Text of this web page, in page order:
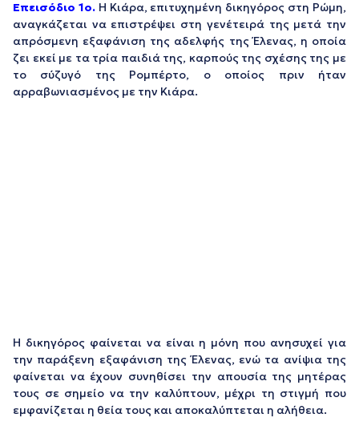
Επεισόδιο 1ο. Η Κιάρα, επιτυχημένη δικηγόρος στη Ρώμη,
αναγκάζεται να επιστρέψει στη γενέτειρά της μετά την
απρόσμενη εξαφάνιση της αδελφής της Έλενας, η οποία
ζει εκεί με τα τρία παιδιά της, καρπούς της σχέσης της με
το σύζυγό της Ρομπέρτο, ο οποίος πριν ήταν
αρραβωνιασμένος με την Κιάρα.
Η δικηγόρος φαίνεται να είναι η μόνη που ανησυχεί για
την παράξενη εξαφάνιση της Έλενας, ενώ τα ανίψια της
φαίνεται να έχουν συνηθίσει την απουσία της μητέρας
τους σε σημείο να την καλύπτουν, μέχρι τη στιγμή που
εμφανίζεται η θεία τους και αποκαλύπτεται η αλήθεια.